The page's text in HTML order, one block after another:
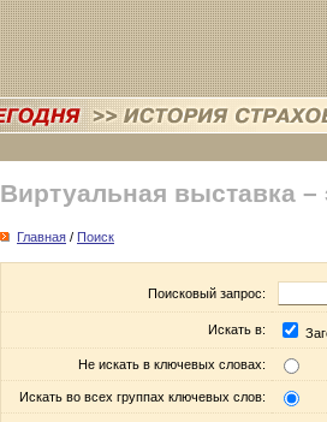
Виртуальная выставка –
Главная / Поиск
Поисковый запрос:
Искать в:
Не искать в ключевых словах:
Искать во всех группах ключевых слов: